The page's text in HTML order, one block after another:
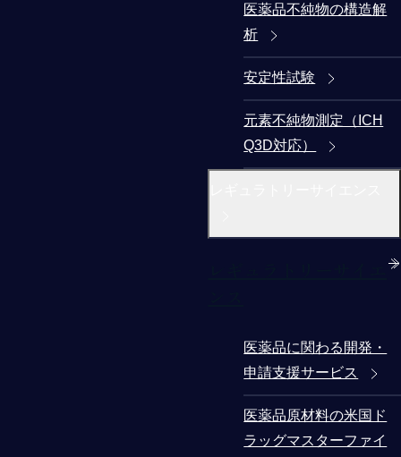
医薬品不純物の構造解
析
安定性試験
元素不純物測定（ICH
Q3D対応）
医薬品に関わる開発・
申請支援サービス
医薬品原材料の米国ド
ラッグマスターファイ